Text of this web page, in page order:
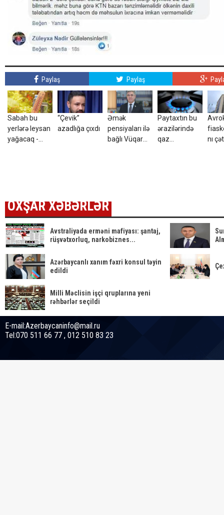
Paylaş Paylaş
Sabah bu
yerlərə leysan
yağacaq -
“Çevik”
azadlığa çıxdı
Əmək
pensiyaları ilə
bağlı Vüqar
Paytaxtın bu
ərazilərində
qaz
nı
OXŞAR XƏBƏRLƏR
Avstraliyada erməni mafiyası: şantaj,
rüşvətxorluq, narkobiznes...
Azərbaycanlı xanım fəxri konsul təyin
edildi
Milli Məclisin işçi qruplarına yeni
rəhbərlər seçildi
E-mail:Azerbaycaninfo@mail.ru
Tel:070 511 66 77 , 012 510 83 23